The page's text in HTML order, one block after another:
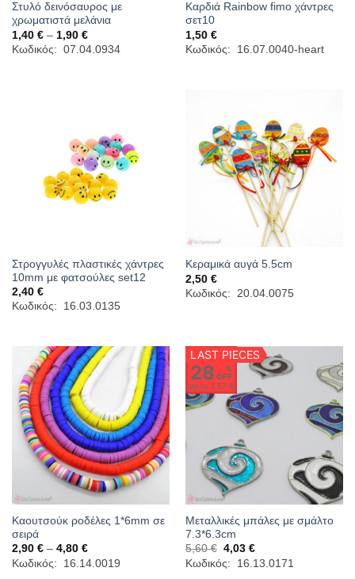
Στυλό δεινόσαυρος με
χρωματιστά μελάνια
1,40 € – 1,90 €Price
range:
1,40 €
Κωδικός: 07.04.0934
Καρδιά Rainbow fimo χάντρες
σετ10
1,50 €
Κωδικός: 16.07.0040-heart
Στρογγυλές πλαστικές χάντρες
10mm με φατσούλες set12
2,40 €
Κωδικός: 16.03.0135
Κεραμικά αυγά 5.5cm
2,50 €
Κωδικός: 20.04.0075
Καουτσούκ ροδέλες 1*6mm σε
σειρά
2,90 € – 4,80 €Price
range:
2,90 €
Κωδικός: 16.14.0019
LAST PIECES
28
%
OFF
Up to 1,57 €
Μεταλλικές μπάλες με σμάλτο
7.3*6.3cm
5,60€ Original
price
was:
4,03 €Η
τρέχουσα
τιμή
Κωδικός: 16.13.0171